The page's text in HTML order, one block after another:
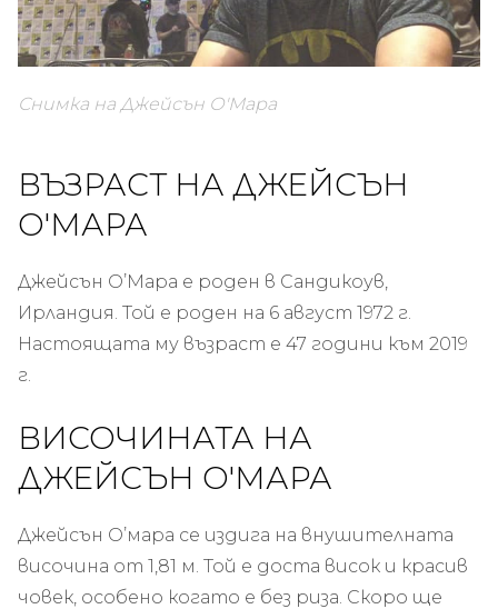
Снимка на Джейсън О'Мара
ВЪЗРАСТ НА ДЖЕЙСЪН
О'МАРА
Джейсън О’Мара е роден в Сандикоув,
Ирландия. Той е роден на 6 август 1972 г.
Настоящата му възраст е 47 години към 2019
г.
ВИСОЧИНАТА НА
ДЖЕЙСЪН О'МАРА
Джейсън О’мара се издига на внушителната
височина от 1,81 м. Той е доста висок и красив
човек, особено когато е без риза. Скоро ще